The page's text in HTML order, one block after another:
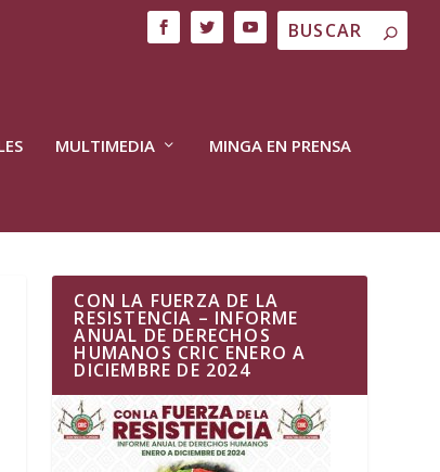
MULTIMEDIA MINGA EN PRENSA
CON LA FUERZA DE LA
RESISTENCIA – INFORME
ANUAL DE DERECHOS
HUMANOS CRIC ENERO A
DICIEMBRE DE 2024